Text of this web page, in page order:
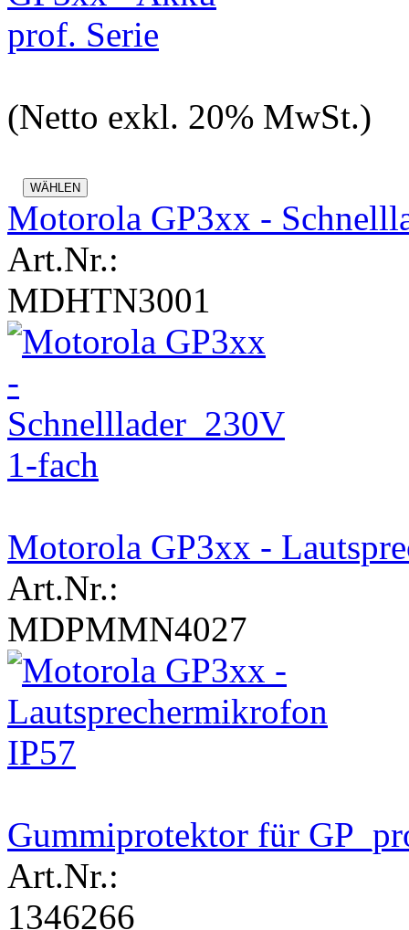
(Netto exkl. 20% MwSt.)
Motorola GP3xx -
Art.Nr.:
MDHTN3001
Motorola GP3xx -
Art.Nr.:
MDPMMN4027
Gummiprotektor für
Art.Nr.:
1346266